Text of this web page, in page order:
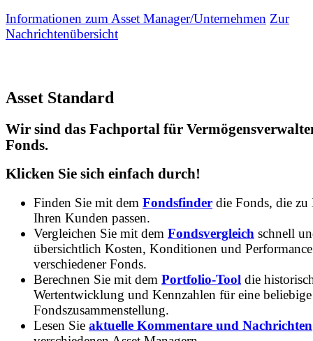
Informationen zum Asset Manager/Unternehmen Zur
Nachrichtenübersicht
Asset Standard
Wir sind das Fachportal für
Fonds.
Klicken Sie sich einfach durch!
Finden Sie mit dem Fondsfinder die Fonds, die zu
Ihren Kunden passen.
Vergleichen Sie mit dem Fondsvergleich schnell
übersichtlich Kosten, Konditionen und Performance
verschiedener Fonds.
Berechnen Sie mit dem Portfolio-Tool die
Wertentwicklung und Kennzahlen für eine beliebige
Fondszusammenstellung.
Lesen Sie aktuelle Kommentare und Nachrichten